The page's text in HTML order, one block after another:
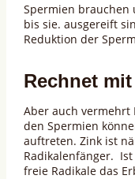
Spermien brauchen
bis sie. ausgereift
Reduktion der
Rechnet
Aber auch vermehrt
den Spermien
auftreten. Zink ist
Radikalenfänger.
freie Radikale das